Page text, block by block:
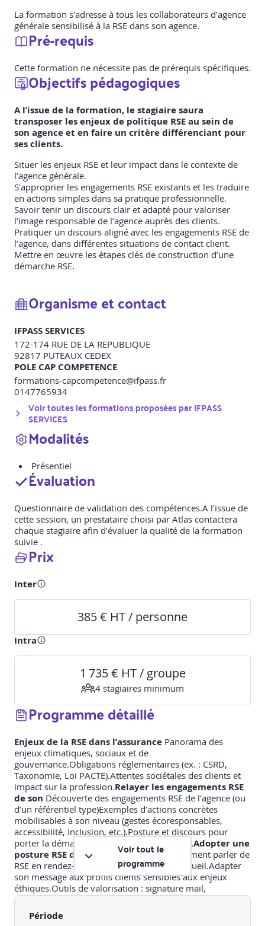
La formation s'adresse à tous les collaborateurs d’agence
générale sensibilisé à la RSE dans son agence.
Pré-requis
Cette formation ne nécessite pas de prérequis spécifiques.
Objectifs pédagogiques
A l’issue de la formation, le stagiaire saura
transposer les enjeux de politique RSE au sein de
son agence et en faire un critère différenciant pour
ses clients.
Situer les enjeux RSE et leur impact dans le contexte de
l’agence générale.
S’approprier les engagements RSE existants et les traduire
en actions simples dans sa pratique professionnelle.
Savoir tenir un discours clair et adapté pour valoriser
l’image responsable de l’agence auprès des clients.
Pratiquer un discours aligné avec les engagements RSE de
l’agence, dans différentes situations de contact client.
Mettre en œuvre les étapes clés de construction d’une
démarche RSE.
Organisme et contact
IFPASS SERVICES
172-174 RUE DE LA REPUBLIQUE
92817 PUTEAUX CEDEX
POLE CAP COMPETENCE
formations-capcompetence@ifpass.fr
0147765934
Voir toutes les formations proposées parIFPASS
SERVICES
Modalités
Présentiel
Évaluation
Questionnaire de validation des compétences.A l’issue de
cette session, un prestataire choisi par Atlas contactera
chaque stagiaire afin d’évaluer la qualité de la formation
suivie .
Prix
Inter
385 € HT / personne
Intra
1 735 € HT / groupe
4 stagiaires minimum
Programme détaillé
Enjeux de la RSE dans l’assurance Panorama des
enjeux climatiques, sociaux et de
gouvernance.Obligations réglementaires (ex. : CSRD,
Taxonomie, Loi PACTE).Attentes sociétales des clients et
impact sur la profession.Relayer les engagements RSE
de son Découverte des engagements RSE de l’agence (ou
d’un référentiel type)Exemples d’actions concrètes
mobilisables à son niveau (gestes écoresponsables,
accessibilité, inclusion, etc.).Posture et discours pour
porter la démarche dans son rôle quotidien.Adopter une
posture RSE dans la relation client
Comment parler de
RSE en rendez-vous, au téléphone ou à l’accueil.Adapter
son message aux profils clients sensibles aux enjeux
éthiques.Outils de valorisation : signature mail,
brochures, phrases-clés.Cas pratiques – Valoriser la
RSE dans la relation client
entretien client, objections.Entraînement à formuler des
Voir tout le
programme
Période